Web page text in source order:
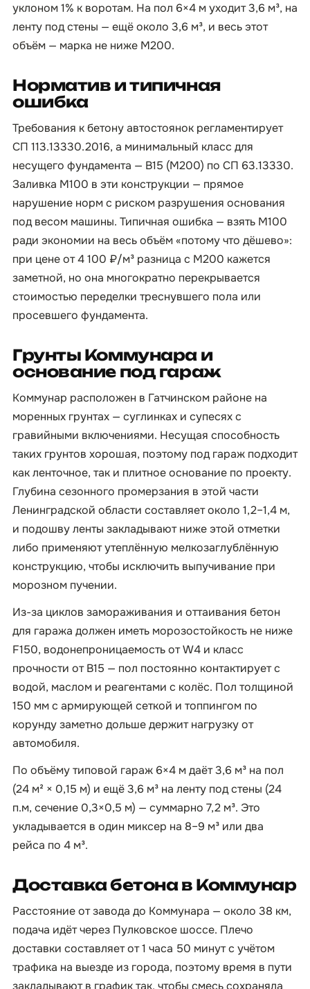
уклоном 1% к воротам. На пол 6×4 м уходит 3,6 м³, на
ленту под стены — ещё около 3,6 м³, и весь этот
объём — марка не ниже М200.
Норматив и типичная
ошибка
Требования к бетону автостоянок регламентирует
СП 113.13330.2016, а минимальный класс для
несущего фундамента — B15 (М200) по СП 63.13330.
Заливка М100 в эти конструкции — прямое
нарушение норм с риском разрушения основания
под весом машины. Типичная ошибка — взять М100
ради экономии на весь объём «потому что дёшево»:
при цене от 4 100 ₽/м³ разница с М200 кажется
заметной, но она многократно перекрывается
стоимостью переделки треснувшего пола или
просевшего фундамента.
Грунты Коммунара и
основание под гараж
Коммунар расположен в Гатчинском районе на
моренных грунтах — суглинках и супесях с
гравийными включениями. Несущая способность
таких грунтов хорошая, поэтому под гараж подходит
как ленточное, так и плитное основание по проекту.
Глубина сезонного промерзания в этой части
Ленинградской области составляет около 1,2–1,4 м,
и подошву ленты закладывают ниже этой отметки
либо применяют утеплённую мелкозаглублённую
конструкцию, чтобы исключить выпучивание при
морозном пучении.
Из-за циклов замораживания и оттаивания бетон
для гаража должен иметь морозостойкость не ниже
F150, водонепроницаемость от W4 и класс
прочности от B15 — пол постоянно контактирует с
водой, маслом и реагентами с колёс. Пол толщиной
150 мм с армирующей сеткой и топпингом по
корунду заметно дольше держит нагрузку от
автомобиля.
По объёму типовой гараж 6×4 м даёт 3,6 м³ на пол
(24 м² × 0,15 м) и ещё 3,6 м³ на ленту под стены (24
п.м, сечение 0,3×0,5 м) — суммарно 7,2 м³. Это
укладывается в один миксер на 8–9 м³ или два
рейса по 4 м³.
Доставка бетона в Коммунар
Расстояние от завода до Коммунара — около 38 км,
подача идёт через Пулковское шоссе. Плечо
доставки составляет от 1 часа 50 минут с учётом
трафика на выезде из города, поэтому время в пути
закладывают в график так, чтобы смесь сохраняла